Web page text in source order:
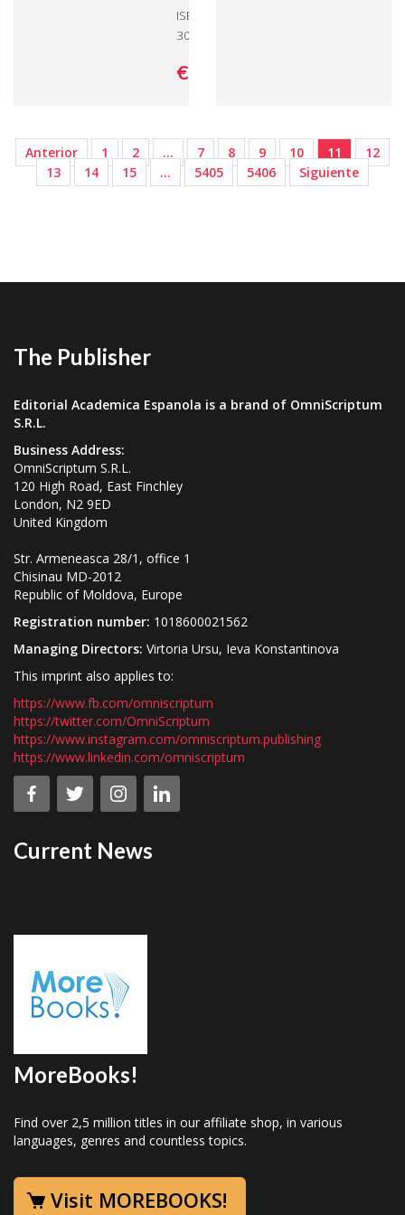
ISBN: 978-66-
30-02455-5
€ 66,
Anterior 1 2 … 7 8 9 10 11
12
13
14 15 … 5405 5406 Siguiente
The Publisher
Editorial Academica Espanola is a brand of OmniScriptum
S.R.L.
Business Address:
OmniScriptum S.R.L.
120 High Road, East Finchley
London, N2 9ED
United Kingdom
Str. Armeneasca 28/1, office 1
Chisinau MD-2012
Republic of Moldova, Europe
Registration number: 1018600021562
Managing Directors: Virtoria Ursu, Ieva Konstantinova
This imprint also applies to:
https://www.fb.com/omniscriptum
https://twitter.com/OmniScriptum
https://www.instagram.com/omniscriptum.publishing
https://www.linkedin.com/omniscriptum
Current News
MoreBooks!
Find over 2,5 million titles in our affiliate shop, in various
languages, genres and countless topics.
Visit MOREBOOKS!